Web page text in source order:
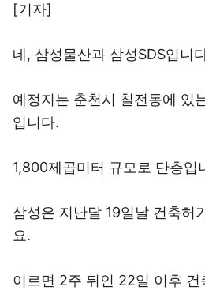
[기자]
네, 삼성물산과 삼성SDS입니
예정지는 춘천시 칠전동에 있
입니다.
1,800제곱미터 규모로 단층입
삼성은 지난달 19일날 건축허
요.
이르면 2주 뒤인 22일 이후